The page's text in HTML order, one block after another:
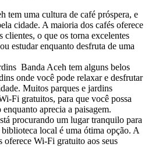
tem uma cultura de café próspera, e
cidade. A maioria dos cafés oferece
clientes, o que os torna excelentes
estudar enquanto desfruta de uma
Banda Aceh tem alguns belos
onde você pode relaxar e desfrutar
Muitos parques e jardins
Fi gratuitos, para que você possa
enquanto aprecia a paisagem.
procurando um lugar tranquilo para
local é uma ótima opção. A
oferece Wi-Fi gratuito aos seus